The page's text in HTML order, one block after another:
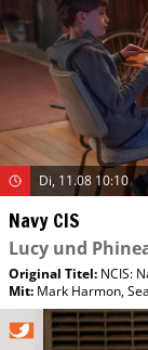
Di, 11.08 10:10
Navy CIS
Lucy und
Original Titel: NCIS:
Mit: Mark Harmon,